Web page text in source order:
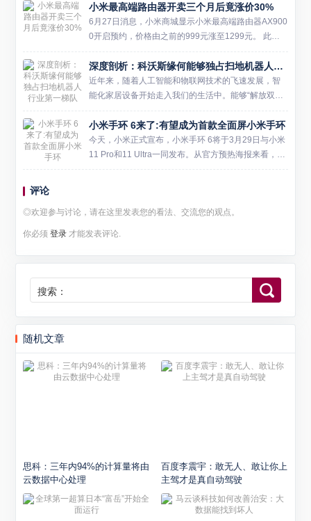
向更具潜力的AR眼镜研发，并计划在未来三到五...
小米最高端路由器开卖三个月后竟涨价30%
6月27日消息，小米商城显示小米最高端路由器AX900
0开启预约，价格由之前的999元涨至1299元。 此次
涨价可能是由于上游元器件涨价所致，此前Redmi MA
X智能电视也因为元器件涨价而上调了价格。 ...
深度剖析：科沃斯缘何能够独占扫地机器人行业第一梯队
近年来，随着人工智能和物联网技术的飞速发展，智
能化家居设备开始走入我们的生活中。能够“解放双
手”，带来智能化清洁的扫地机器人产品备受用户所青
睐，并在2020年迎来爆发性的增长。根据中怡康零售
市场数据，20...
小米手环 6来了:有望成为首款全面屏小米手环
今天，小米正式宣布，小米手环 6将于3月29日与小米
11 Pro和11 Ultra一同发布。从官方预热海报来看，此
次屏幕将是小米手环 6的重点升级对象，小米手环 6有
评论
◎欢迎参与讨论，请在这里发表您的看法、交流您的观点。
你必须登录 才能发表评论.
搜索：
随机文章
思科：三年内94%的计算量将由
云数据中心处理
百度李震宇：敢无人、敢让你上
主驾才是真自动驾驶